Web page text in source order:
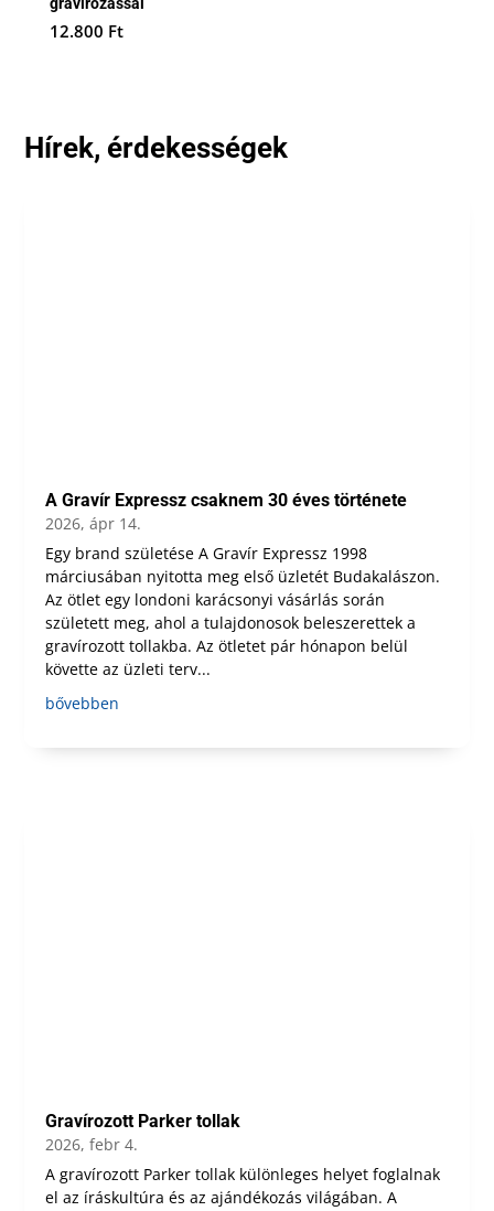
12.800 Ft
Hírek, érdekességek
A Gravír Expressz csaknem 30 éves története
2026, ápr 14.
Egy brand születése A Gravír Expressz 1998
márciusában nyitotta meg első üzletét Budakalászon.
Az ötlet egy londoni karácsonyi vásárlás során
született meg, ahol a tulajdonosok beleszerettek a
gravírozott tollakba. Az ötletet pár hónapon belül
követte az üzleti terv...
bővebben
Gravírozott Parker tollak
2026, febr 4.
A gravírozott Parker tollak különleges helyet foglalnak
el az íráskultúra és az ajándékozás világában. A